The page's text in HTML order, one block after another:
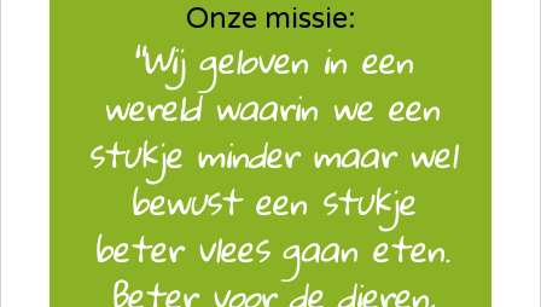
Onze missie:
"Wij geloven in een
wereld waarin we een
stukje minder maar wel
bewust een stukje
beter vlees gaan eten.